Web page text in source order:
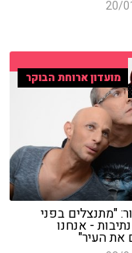
20/
מועדון ארוחת הבוקר
"מתנצלים בפני
- אנחנו
את העיר"